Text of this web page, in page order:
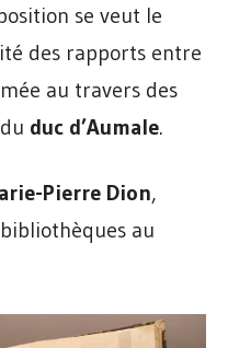
se veut le
des rapports entre
au travers des
duc d’Aumale.
Pierre Dion,
au